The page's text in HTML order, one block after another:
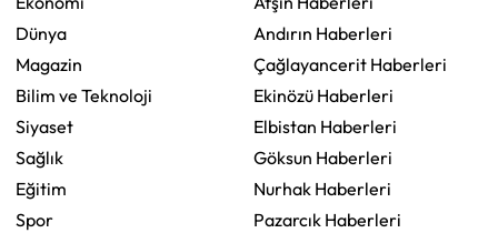
Dünya
Magazin
Bilim ve Teknoloji
Siyaset
Sağlık
Eğitim
Spor
Andırın Haberleri
Çağlayancerit Haberleri
Ekinözü Haberleri
Elbistan Haberleri
Göksun Haberleri
Nurhak Haberleri
Pazarcık Haberleri